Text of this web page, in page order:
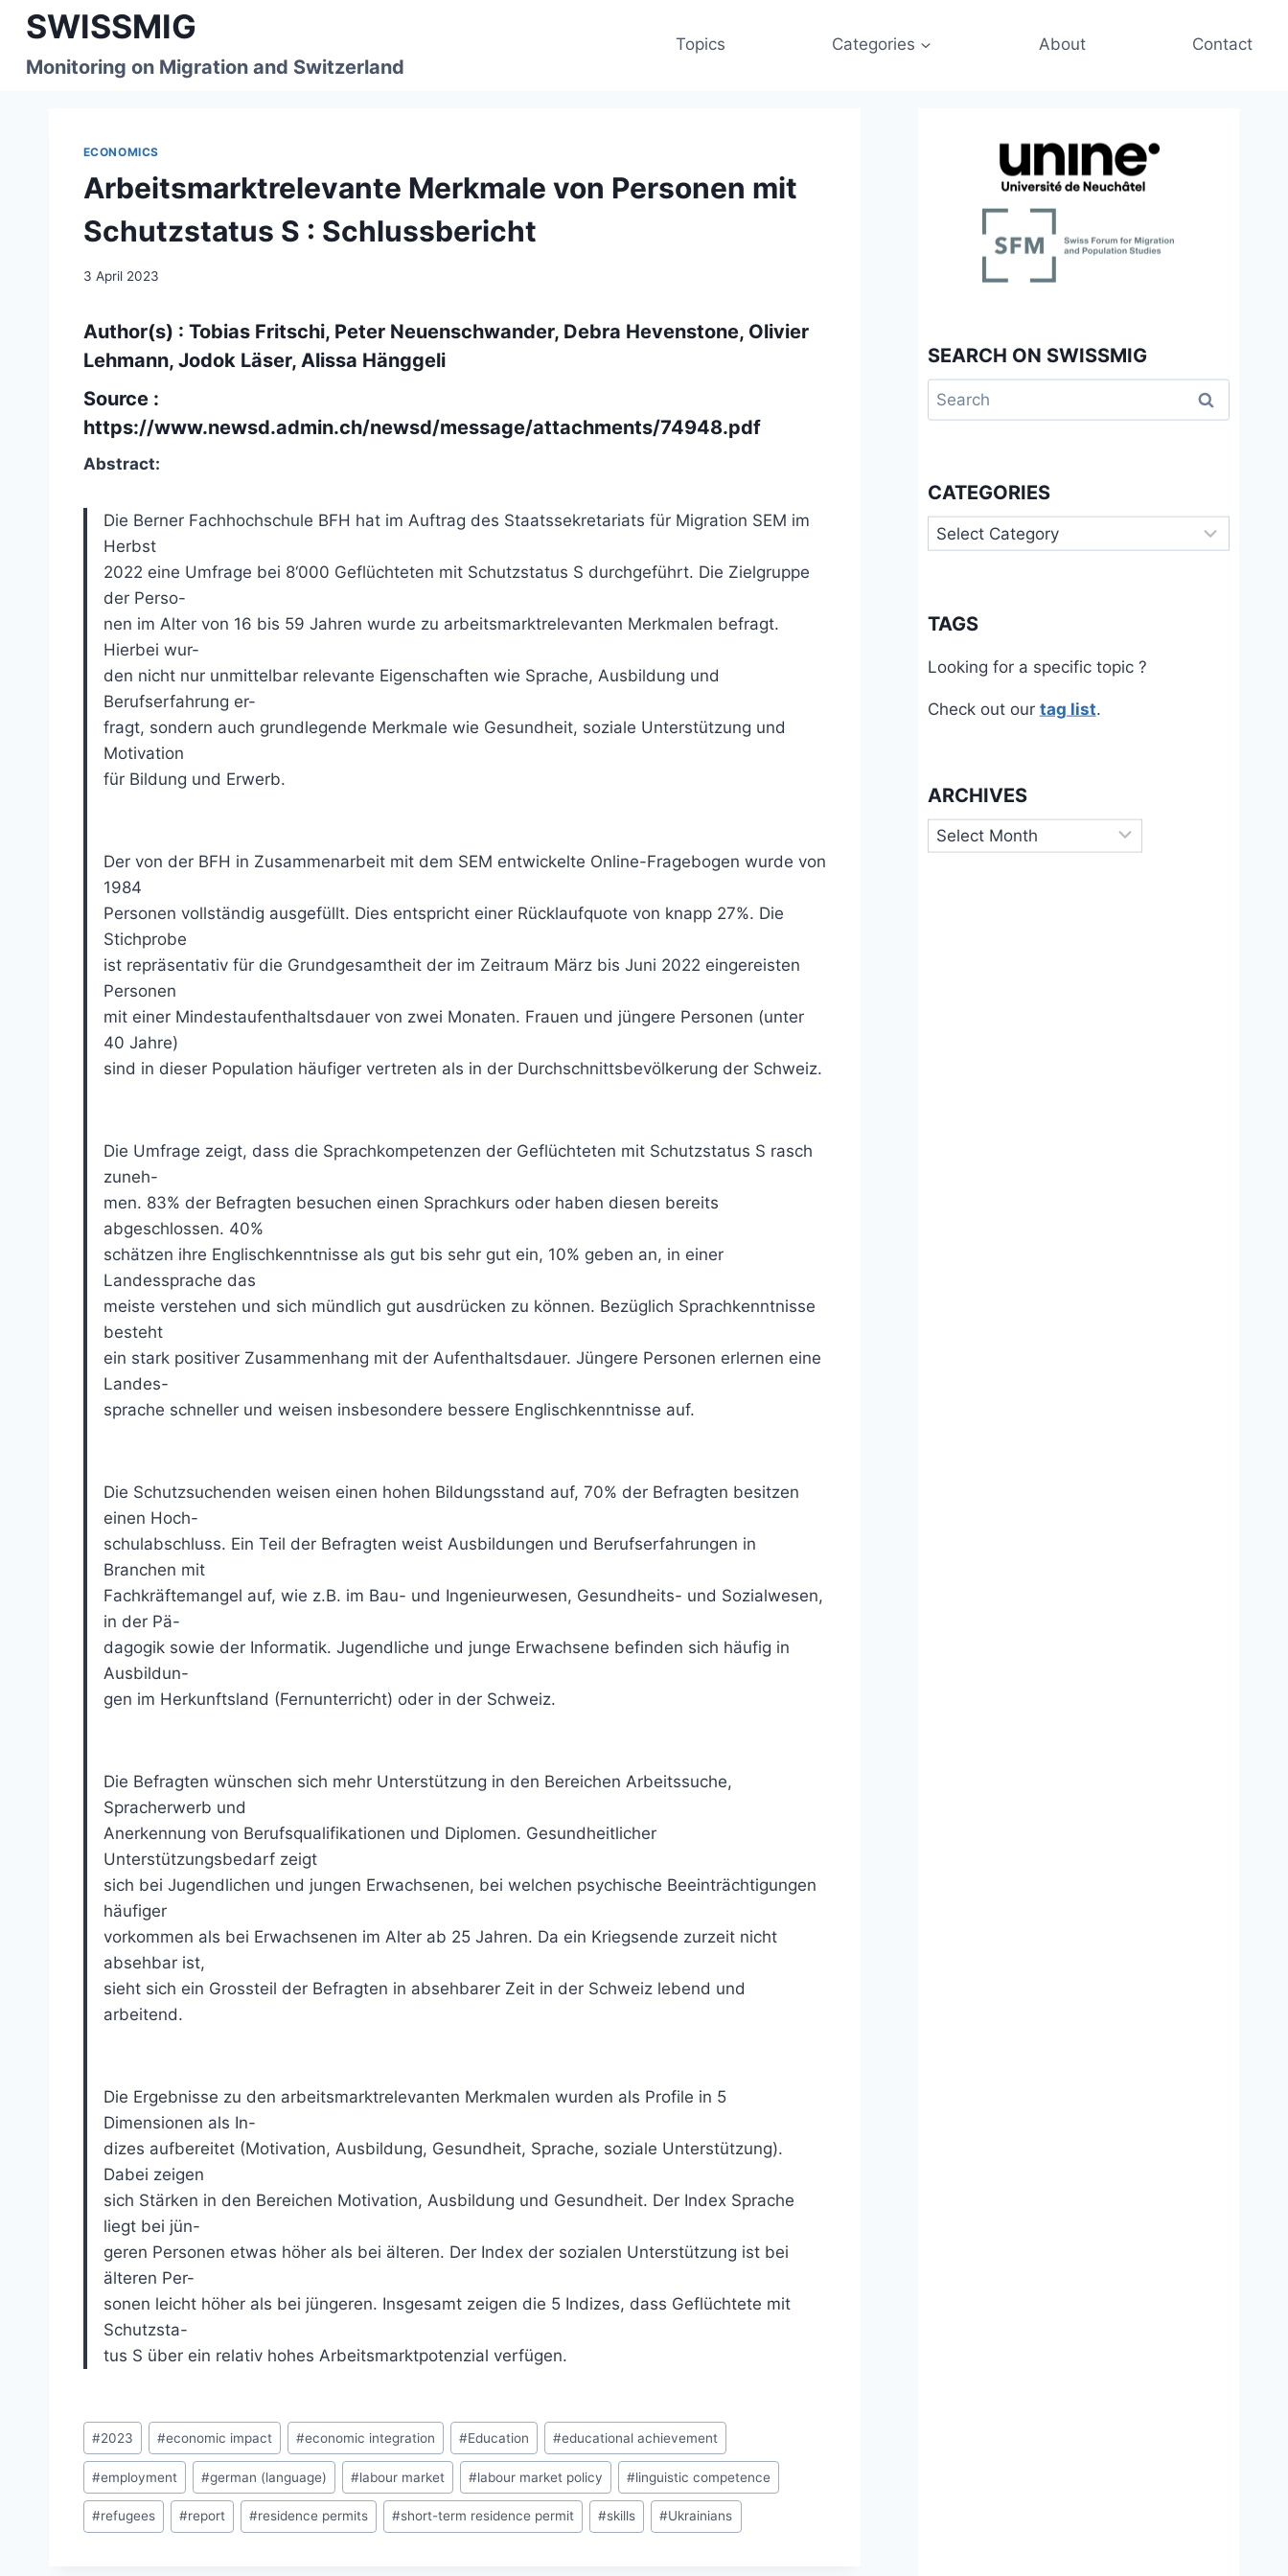
Skip
content
SWISSMIG
Monitoring on Migration and Switzerland
Topics Categories About Contact
ECONOMICS
Arbeitsmarktrelevante Merkmale von Personen mit
Schutzstatus S : Schlussbericht
3 April 2023
Author(s) : Tobias Fritschi, Peter Neuenschwander, Debra Hevenstone, Olivier
Lehmann, Jodok Läser, Alissa Hänggeli
Source :
https://www.newsd.admin.ch/newsd/message/attachments/74948.pdf
Abstract:
Die Berner Fachhochschule BFH hat im Auftrag des Staatssekretariats für Migration SEM im
Herbst
2022 eine Umfrage bei 8‘000 Geflüchteten mit Schutzstatus S durchgeführt. Die Zielgruppe
der Perso-
nen im Alter von 16 bis 59 Jahren wurde zu arbeitsmarktrelevanten Merkmalen befragt.
Hierbei wur-
den nicht nur unmittelbar relevante Eigenschaften wie Sprache, Ausbildung und
Berufserfahrung er-
fragt, sondern auch grundlegende Merkmale wie Gesundheit, soziale Unterstützung und
Motivation
für Bildung und Erwerb.
Der von der BFH in Zusammenarbeit mit dem SEM entwickelte Online-Fragebogen wurde von
1984
Personen vollständig ausgefüllt. Dies entspricht einer Rücklaufquote von knapp 27%. Die
Stichprobe
ist repräsentativ für die Grundgesamtheit der im Zeitraum März bis Juni 2022 eingereisten
Personen
mit einer Mindestaufenthaltsdauer von zwei Monaten. Frauen und jüngere Personen (unter
40 Jahre)
sind in dieser Population häufiger vertreten als in der Durchschnittsbevölkerung der Schweiz.
Die Umfrage zeigt, dass die Sprachkompetenzen der Geflüchteten mit Schutzstatus S rasch
zuneh-
men. 83% der Befragten besuchen einen Sprachkurs oder haben diesen bereits
abgeschlossen. 40%
schätzen ihre Englischkenntnisse als gut bis sehr gut ein, 10% geben an, in einer
Landessprache das
meiste verstehen und sich mündlich gut ausdrücken zu können. Bezüglich Sprachkenntnisse
besteht
ein stark positiver Zusammenhang mit der Aufenthaltsdauer. Jüngere Personen erlernen eine
Landes-
sprache schneller und weisen insbesondere bessere Englischkenntnisse auf.
Die Schutzsuchenden weisen einen hohen Bildungsstand auf, 70% der Befragten besitzen
einen Hoch-
schulabschluss. Ein Teil der Befragten weist Ausbildungen und Berufserfahrungen in
Branchen mit
Fachkräftemangel auf, wie z.B. im Bau- und Ingenieurwesen, Gesundheits- und Sozialwesen,
in der Pä-
dagogik sowie der Informatik. Jugendliche und junge Erwachsene befinden sich häufig in
Ausbildun-
gen im Herkunftsland (Fernunterricht) oder in der Schweiz.
Die Befragten wünschen sich mehr Unterstützung in den Bereichen Arbeitssuche,
Spracherwerb und
Anerkennung von Berufsqualifikationen und Diplomen. Gesundheitlicher
Unterstützungsbedarf zeigt
sich bei Jugendlichen und jungen Erwachsenen, bei welchen psychische Beeinträchtigungen
häufiger
vorkommen als bei Erwachsenen im Alter ab 25 Jahren. Da ein Kriegsende zurzeit nicht
absehbar ist,
sieht sich ein Grossteil der Befragten in absehbarer Zeit in der Schweiz lebend und
arbeitend.
Die Ergebnisse zu den arbeitsmarktrelevanten Merkmalen wurden als Profile in 5
Dimensionen als In-
dizes aufbereitet (Motivation, Ausbildung, Gesundheit, Sprache, soziale Unterstützung).
Dabei zeigen
sich Stärken in den Bereichen Motivation, Ausbildung und Gesundheit. Der Index Sprache
liegt bei jün-
geren Personen etwas höher als bei älteren. Der Index der sozialen Unterstützung ist bei
älteren Per-
sonen leicht höher als bei jüngeren. Insgesamt zeigen die 5 Indizes, dass Geflüchtete mit
Schutzsta-
tus S über ein relativ hohes Arbeitsmarktpotenzial verfügen.
Post
Tags:
#2023 #economic impact #economic integration #Education #educational achievement
#employment #german (language) #labour market #labour market policy #linguistic competence
#refugees #report #residence permits #short-term residence permit #skills #Ukrainians
SEARCH ON SWISSMIG
Search
for:
CATEGORIES
Categories
TAGS
Looking for a specific topic ?
Check out our tag list.
ARCHIVES
Archives